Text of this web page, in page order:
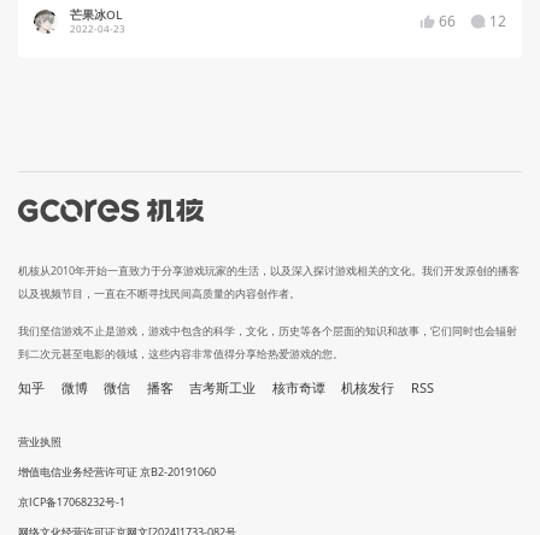
芒果冰OL
2022-04-23 66 12
机核从2010年开始一直致力于分享游戏玩家的生活，以及深入探讨游戏相关的文化。我们开发原创的播客
以及视频节目，一直在不断寻找民间高质量的内容创作者。
我们坚信游戏不止是游戏，游戏中包含的科学，文化，历史等各个层面的知识和故事，它们同时也会辐射
到二次元甚至电影的领域，这些内容非常值得分享给热爱游戏的您。
知乎 微博 微信 播客 吉考斯工业 核市奇谭 机核发行 RSS
营业执照
增值电信业务经营许可证 京B2-20191060
京ICP备17068232号-1